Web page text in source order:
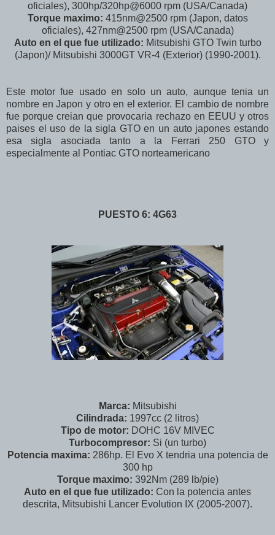
oficiales), 300hp/320hp@6000 rpm (USA/Canada)
Torque maximo: 415nm@2500 rpm (Japon, datos
oficiales), 427nm@2500 rpm (USA/Canada)
Auto en el que fue utilizado: Mitsubishi GTO Twin turbo
(Japon)/ Mitsubishi 3000GT VR-4 (Exterior) (1990-2001).
Este motor fue usado en solo un auto, aunque tenia un
nombre en Japon y otro en el exterior. El cambio de nombre
fue porque creian que provocaria rechazo en EEUU y otros
paises el uso de la sigla GTO en un auto japones estando
esa sigla asociada tanto a la Ferrari 250 GTO y
especialmente al Pontiac GTO norteamericano
PUESTO 6: 4G63
Marca: Mitsubishi
Cilindrada: 1997cc (2 litros)
Tipo de motor: DOHC 16V MIVEC
Turbocompresor: Si (un turbo)
Potencia maxima: 286hp. El Evo X tendria una potencia de
300 hp
Torque maximo: 392Nm (289 lb/pie)
Auto en el que fue utilizado: Con la potencia antes
descrita, Mitsubishi Lancer Evolution IX (2005-2007).